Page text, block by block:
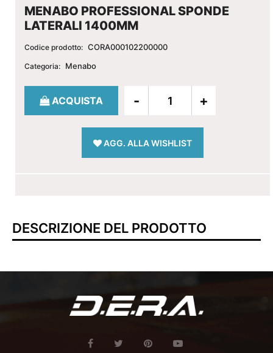
MENABO PROFESSIONAL SPONDE
LATERALI 1400MM
Codice prodotto: CORA000102200000
Categoria: Menabo
Quantità
ACQUISTA
AGG. ALLA WISHLIST
DESCRIZIONE DEL PRODOTTO